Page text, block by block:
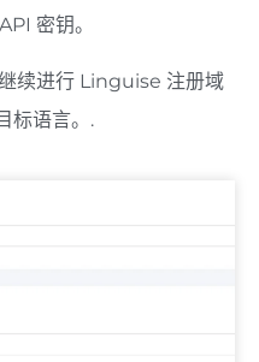
密钥。
续进行 Linguise 注册域
标语言。.